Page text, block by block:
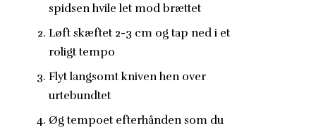
spidsen hvile let mod brættet
Løft skæftet 2-3 cm og tap ned i et
roligt tempo
Flyt langsomt kniven hen over
urtebundtet
Øg tempoet efterhånden som du